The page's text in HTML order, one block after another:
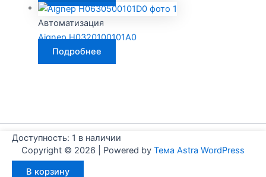
Автоматизация
Aignep H0320100101A0
Подробнее
Copyright © 2026 | Powered by Тема Astra WordPress
Доступность: 1 в наличии
В корзину